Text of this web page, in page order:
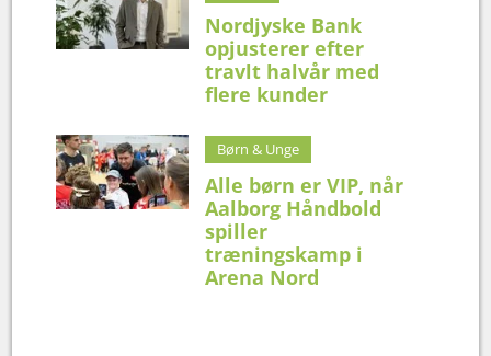
Nordjyske Bank
opjusterer efter
travlt halvår med
flere kunder
Børn & Unge
Alle børn er VIP, når
Aalborg Håndbold
spiller
træningskamp i
Arena Nord